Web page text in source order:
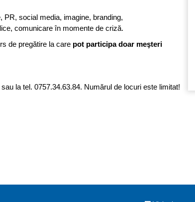
social media, imagine, branding,
comunicare în momente de criză.
de pregătire la care pot participa doar meşteri
la tel. 0757.34.63.84. Numărul de locuri este limitat!